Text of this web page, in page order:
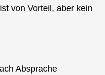
von Vorteil, aber kein
Absprache